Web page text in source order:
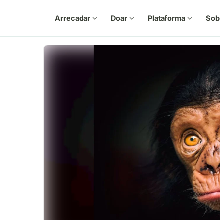
Arrecadar expand_more Doar expand_more Plataforma expand_more